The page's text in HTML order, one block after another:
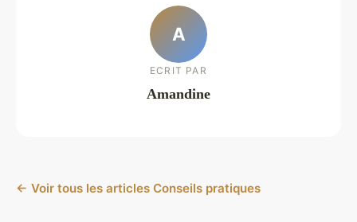
A
ECRIT PAR
Amandine
← Voir tous les articles Conseils pratiques